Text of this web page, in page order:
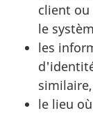
client
le
les
le lieu